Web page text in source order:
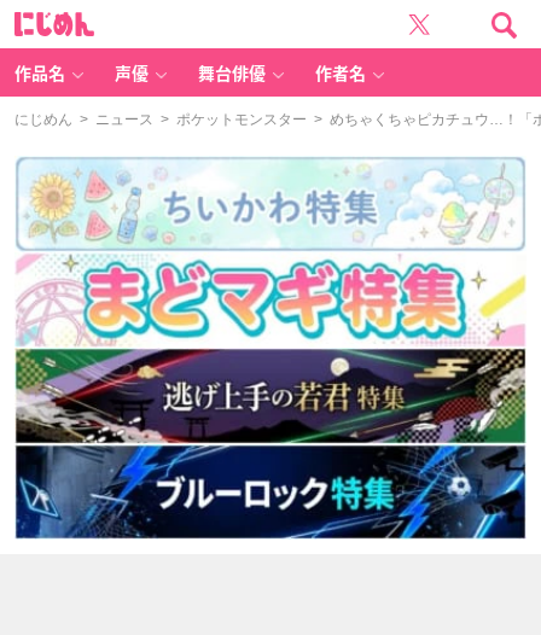
作品名 声優 舞台俳優 作者名
にじめん > ニュース > ポケットモンスター > めちゃくちゃピカチュウ…！「